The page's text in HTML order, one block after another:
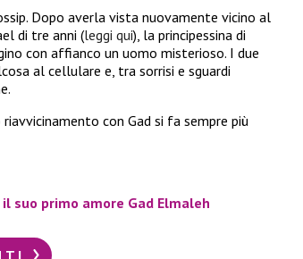
Dopo averla vista nuovamente vicino al
di tre anni (leggi qui), la principessina di
con affianco un uomo misterioso. I due
al cellulare e, tra sorrisi e sguardi
con Gad si fa sempre più
suo primo amore Gad Elmaleh